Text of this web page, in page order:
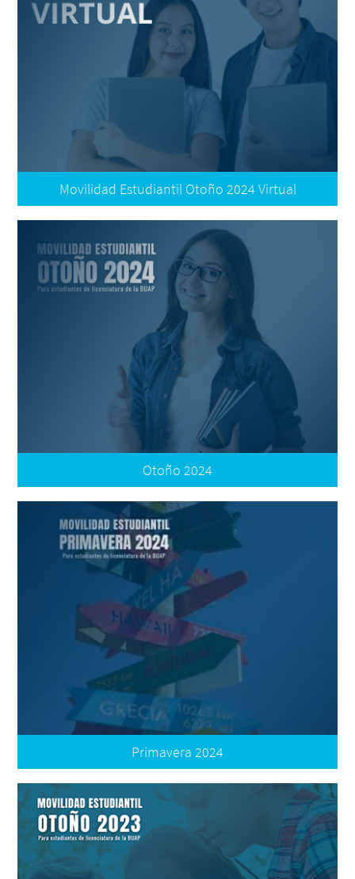
Términos de Participación
Resultados: Aceptados
Resultados: Reubicados
Plataforma de Movilidad | Registro de Postulación
Tutorial: Documentos
Tutorial: Registro
Convocatoria
Oferta - Universidad Autónoma de Ciudad Juárez - México
Oferta - Universidad Autónoma del Estado de Morelos -
México
Oferta - Universidad de la Costa - Colombia
Oferta - Universidad Santo Tomás
Registro de Postulación
Movilidad Estudiantil Otoño 2024 Virtual
Convocatoria Internacional
Oferta Internacional
Convocatoria Nacional
Oferta Nacional
Términos de Participación
Resultados
Plataforma de Movilidad | Registro de Postulación
Preguntas Frecuentes
Tutorial: Documentos
Tutorial: Registro
Convocatoria: Apoyo Complementario
Otoño 2024
Convocatoria Internacional
Oferta Internacional
Convocatoria Nacional
Oferta Nacional
Términos de Participación
Primavera 2024